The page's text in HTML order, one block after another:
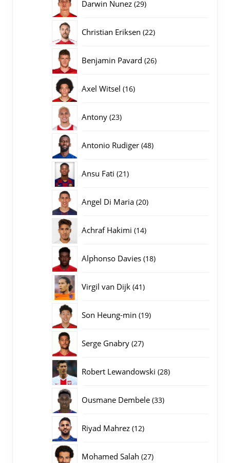
Darwin Nunez 2929
Christian Eriksen 2222
Benjamin Pavard 2626
Axel Witsel 1616
Antony 2323
Antonio Rudiger 4848
Ansu Fati 2121
Angel Di Maria 2020
Achraf Hakimi 1414
Alphonso Davies 1818
Virgil van Dijk 4141
Son Heung-min 1919
Serge Gnabry 2727
Robert Lewandowski 2828
Ousmane Dembele 3333
Riyad Mahrez 1212
Mohamed Salah 2727